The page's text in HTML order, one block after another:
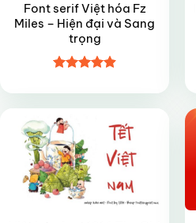
Font serif Việt hóa Fz
Miles – Hiện đại và Sang
trọng
hạng4.95
sao